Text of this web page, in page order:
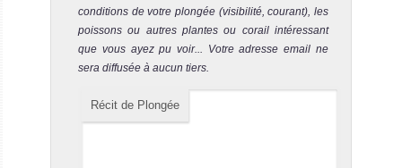
conditions de votre plongée (visibilité, courant), les
poissons ou autres plantes ou corail intéressant
que vous ayez pu voir... Votre adresse email ne
sera diffusée à aucun tiers.
Récit de Plongée